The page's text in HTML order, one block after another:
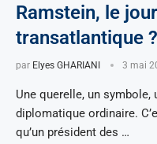
Ramstein, le
transatlantique ?
par Elyes GHARIANI 3 mai
Une querelle, un symbole,
diplomatique ordinaire.
qu’un président des …